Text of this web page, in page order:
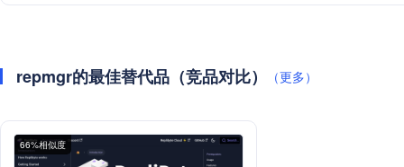
repmgr的最佳替代品（竞品对比） （更多）
66%相似度